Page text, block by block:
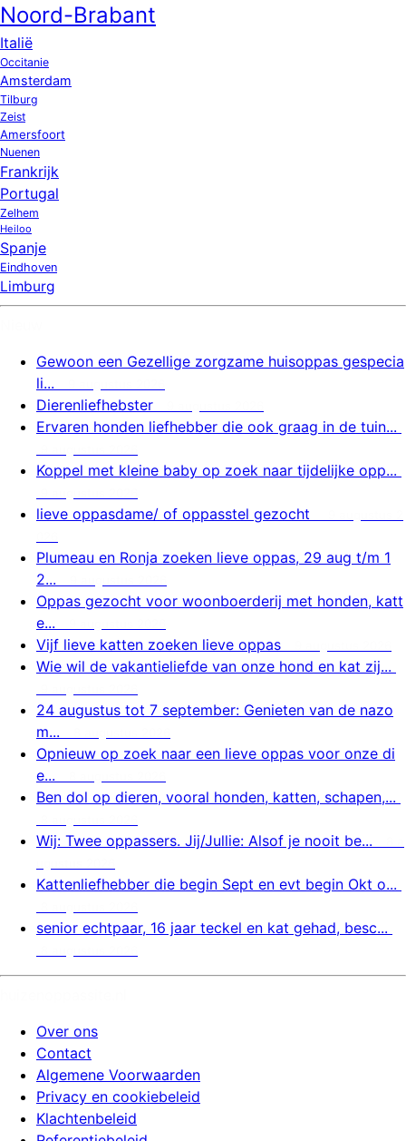
Noord-Brabant
Italië
Occitanie
Amsterdam
Tilburg
Zeist
Amersfoort
Nuenen
Frankrijk
Portugal
Zelhem
Heiloo
Spanje
Eindhoven
Limburg
Gewoon een Gezellige zorgzame huisoppas gespecia
li...
Dierenliefhebster
Ervaren honden liefhebber die ook graag in de tuin...
Koppel met kleine baby op zoek naar tijdelijke opp...
lieve oppasdame/ of oppasstel gezocht
Plumeau en Ronja zoeken lieve oppas, 29 aug t/m 1
2...
Oppas gezocht voor woonboerderij met honden, katt
e...
Vijf lieve katten zoeken lieve oppas
Wie wil de vakantieliefde van onze hond en kat zij...
24 augustus tot 7 september: Genieten van de nazo
m...
Opnieuw op zoek naar een lieve oppas voor onze di
e...
Ben dol op dieren, vooral honden, katten, schapen,...
Wij: Twee oppassers. Jij/Jullie: Alsof je nooit be...
Kattenliefhebber die begin Sept en evt begin Okt o...
senior echtpaar, 16 jaar teckel en kat gehad, besc...
Over ons
Contact
Algemene Voorwaarden
Privacy en cookiebeleid
Klachtenbeleid